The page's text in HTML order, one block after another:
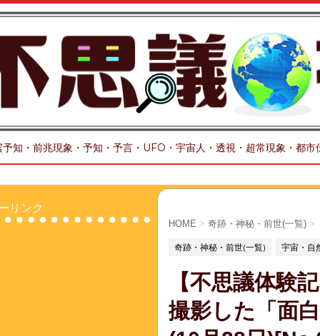
予知・前兆現象・予知・予言・UFO・宇宙人・透視・超常現象・都
HOME > 奇跡・神秘・前世(一覧) >
奇跡・神秘・前世(一覧) 宇宙・自
【不思議体験
撮影した「面
リンク